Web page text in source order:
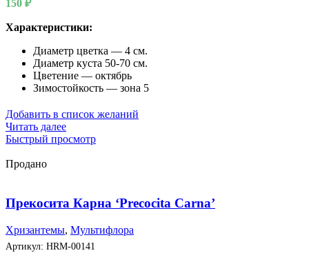
150 ₽
Характеристики:
Диаметр цветка — 4 см.
Диаметр куста 50-70 см.
Цветение — октябрь
Зимостойкость — зона 5
Добавить в список желаний
Читать далее
Быстрый просмотр
Продано
Прекосита Карна ‘Precocita Carna’
Хризантемы, Мультифлора
Артикул: HRM-00141